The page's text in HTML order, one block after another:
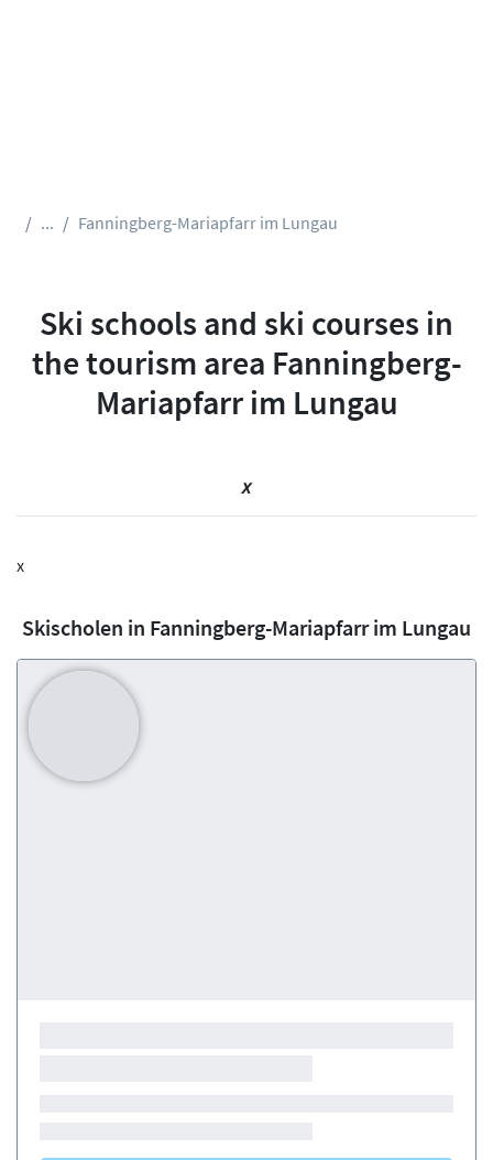
... Fanningberg-Mariapfarr im Lungau
Ski schools and ski courses in
the tourism area Fanningberg-
Mariapfarr im Lungau
x
x
Skischolen in Fanningberg-Mariapfarr im Lungau